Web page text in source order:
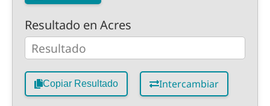
Resultado en Acres
Copiar Resultado Intercambiar